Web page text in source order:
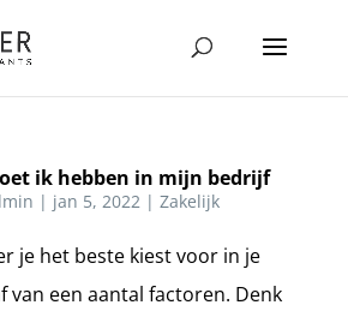
ik hebben in mijn bedrijf
| jan 5, 2022| Zakelijk
je het beste kiest voor in je
van een aantal factoren. Denk